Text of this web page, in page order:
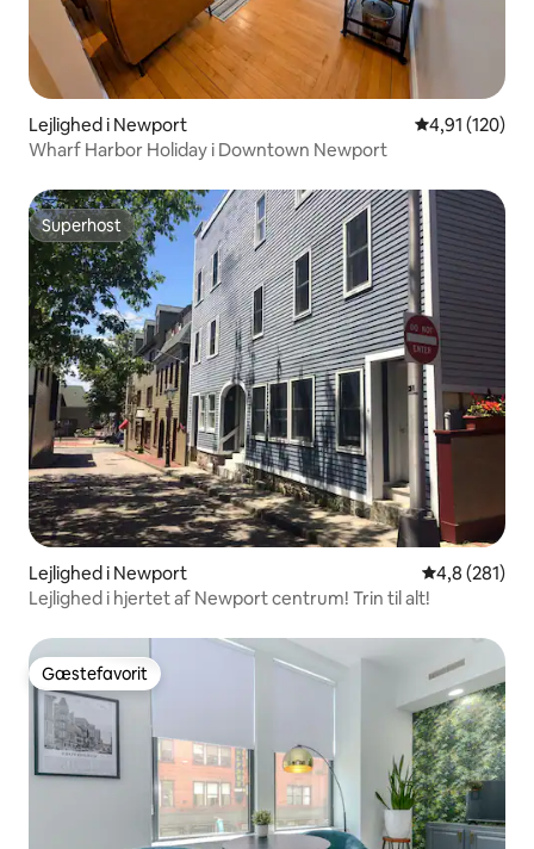
Lejlighed i Newport 4,91 ud af 5 i
4,91 (120)
Wharf Harbor Holiday i Downtown Newport
Superhost
Superhost
Lejlighed i Newport 4,8 ud af 5 i
4,8 (281)
Lejlighed i hjertet af Newport centrum! Trin til alt!
Gæstefavorit
Gæstefavorit